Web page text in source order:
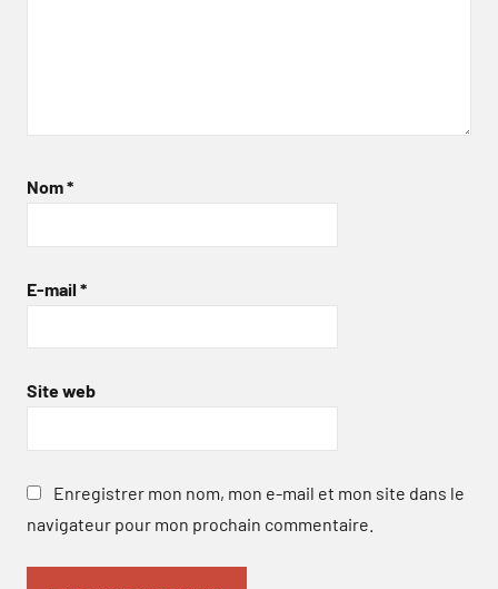
Nom*
E-mail *
Site web
Enregistrer mon nom, mon e-mail et mon site dans le
navigateur pour mon prochain commentaire.